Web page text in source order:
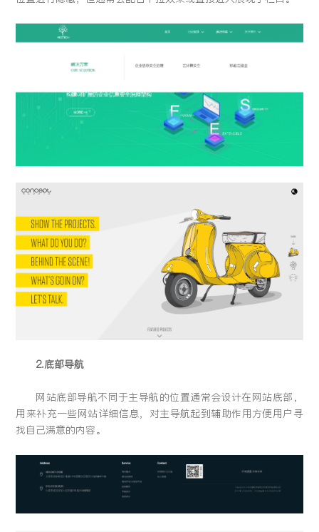
2.底部导航
网站底部导航不同于主导航的位置通常会设计在网站底部，
用来补充一些网站详细信息，对主导航起到辅助作用方便用户寻
找自己满意的内容。